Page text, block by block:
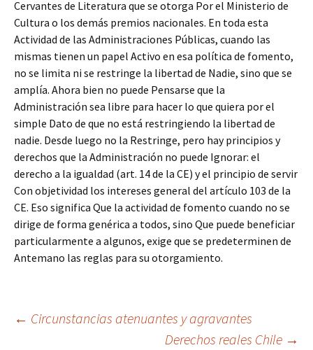
Cervantes de Literatura que se otorga Por el Ministerio de
Cultura o los demás premios nacionales. En toda esta
Actividad de las Administraciones Públicas, cuando las
mismas tienen un papel Activo en esa política de fomento,
no se limita ni se restringe la libertad de Nadie, sino que se
amplía. Ahora bien no puede Pensarse que la
Administración sea libre para hacer lo que quiera por el
simple Dato de que no está restringiendo la libertad de
nadie. Desde luego no la Restringe, pero hay principios y
derechos que la Administración no puede Ignorar: el
derecho a la igualdad (art. 14 de la CE) y el principio de servir
Con objetividad los intereses general del artículo 103 de la
CE. Eso significa Que la actividad de fomento cuando no se
dirige de forma genérica a todos, sino Que puede beneficiar
particularmente a algunos, exige que se predeterminen de
Antemano las reglas para su otorgamiento.
Navegación
← Circunstancias atenuantes y agravantes
Derechos reales Chile →